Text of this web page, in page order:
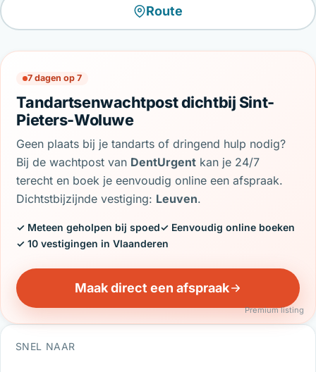
Route
7 dagen op 7
Tandartsenwachtpost dichtbij Sint-
Pieters-Woluwe
Geen plaats bij je tandarts of dringend hulp nodig?
Bij de wachtpost van DentUrgent kan je 24/7
terecht en boek je eenvoudig online een afspraak.
Dichtstbijzijnde vestiging: Leuven.
✓ Meteen geholpen bij spoed✓ Eenvoudig online boeken
✓ 10 vestigingen in Vlaanderen
Maak direct een afspraak
Premium listing
SNEL NAAR